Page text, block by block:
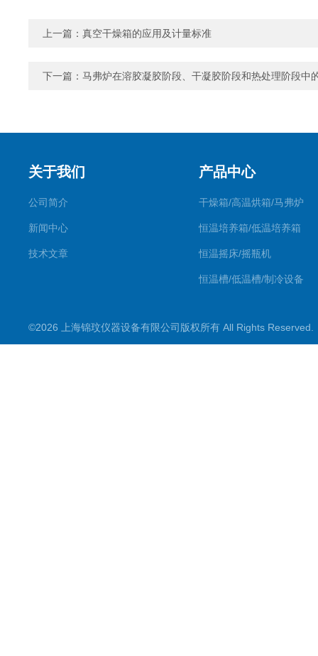
上一篇： 真空干燥箱的应用及计量标准
下一篇： 马弗炉在溶胶凝胶阶段、干凝胶阶段和热处理阶段中
关于我们
公司简介
新闻中心
技术文章
产品中心
干燥箱/高温烘箱/马弗炉
恒温培养箱/低温培养箱
恒温摇床/摇瓶机
恒温槽/低温槽/制冷设备
超声波仪器
©2026 上海锦玟仪器设备有限公司版权所有 All Rights